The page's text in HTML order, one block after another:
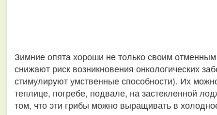
Зимние опята хороши не только своим
снижают риск возникновения онкологических
стимулируют умственные способности). Их
теплице, погребе, подвале, на застекленной
том, что эти грибы можно выращивать в